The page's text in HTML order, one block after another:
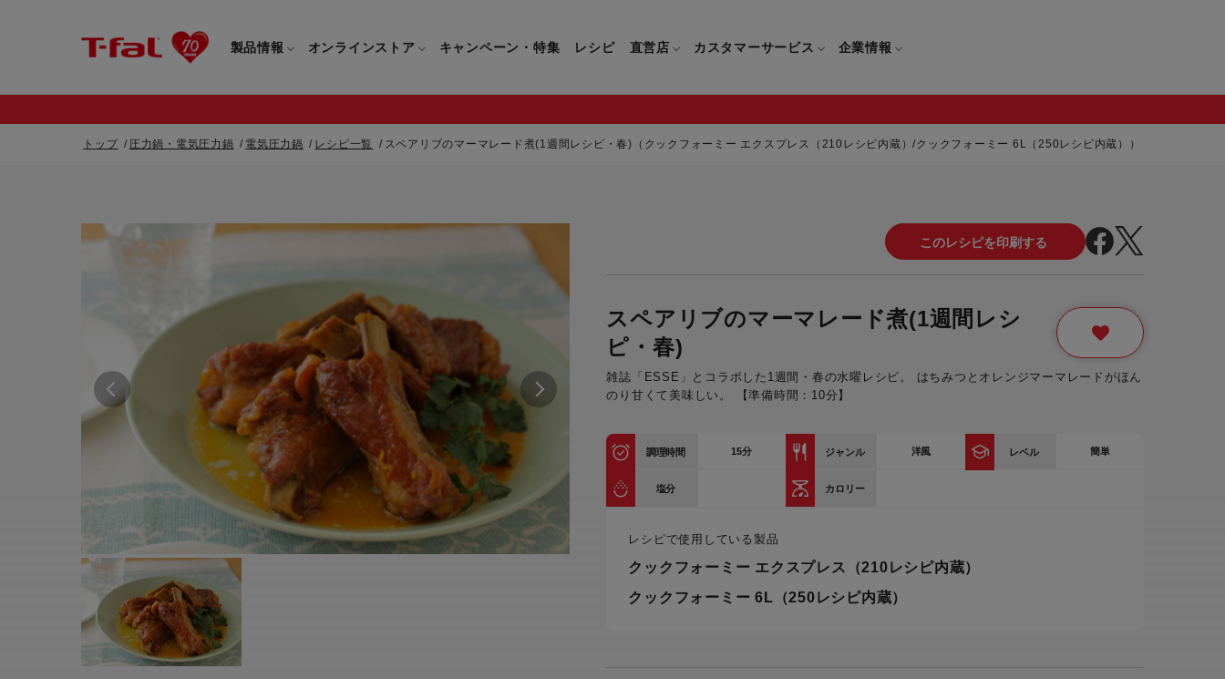
製品情報
取っ手のとれるフライパン・鍋
電気ケトル
すべての電気ケトル
圧力鍋・電気圧力鍋
すべての圧力鍋・電気圧力鍋
圧力鍋
すべてのキッチン用品
キッチンナイフ(包丁)
マルチみじん切り器
ドリンクウェア
キッチンツール
カトラリー
炊飯器
すべての炊飯器
アイロン・衣類スチーマー
ミキサー・ブレンダー
フードプロセッサー
卓上IH調理器
トースター
電気圧力鍋
すべての生活家電
毛玉クリーナー
オンラインストア
取っ手つきフライパン・鍋一覧
取っ手のとれるフライパン・鍋一覧
電気ケトル一覧
すべての電気ケトル一覧
圧力鍋・電気圧力鍋一覧
すべての圧力鍋・電気圧力鍋一覧
圧力鍋一覧
電気圧力鍋一覧
すべてのキッチン用品一覧
キッチンナイフ(包丁)一覧
マルチみじん切り器一覧
保存容器一覧
ドリンクウェア一覧
キッチンツール一覧
カトラリー一覧
炊飯器一覧
すべての炊飯器一覧
ミキサー・ブレンダー一覧
ハンドブレンダー一覧
フードプロセッサー一覧
卓上IH調理器一覧
電気圧力鍋一覧
すべての生活家電一覧
毛玉クリーナー一覧
ギフト・プレゼント特集
ピックアップ
キャンペーン・特集
キャンペーン・特集 レシピ 直営店 カスタマーサービス
製品についてのよくあるご質問
ご購入についてのよくあるご質問
ティファール会員に関するよくある
保証について
部品注文について
企業情報
ティファールの歴史
CM・ブランド動画
グループセブジャパン
カスタマーハラスメント
トップ 圧力鍋・電気圧力鍋 電気圧力鍋 レシピ一覧 スペアリブのマーマレード煮(1週間レシピ・春)（クックフォーミー エクスプレス（210レシピ内蔵）/クックフォーミー 6L（250レシピ内蔵））
スペアリブのマーマレード煮(1週間レシ
ピ・春)
雑誌「ESSE」とコラボした1週間・春の水曜レシピ。 はちみつとオレンジマーマレードがほん
のり甘くて美味しい。 【準備時間：10分】
調理時間 15分 ジャンル 洋風 レベル 簡単
塩分 カロリー
レシピで使用している製品
クックフォーミー エクスプレス（210レシピ内蔵）
クックフォーミー 6L（250レシピ内蔵）